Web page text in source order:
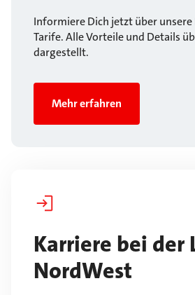
Informiere Dich jetzt über
Tarife. Alle Vorteile und Details
dargestellt.
Mehr erfahren
Karriere bei der
NordWest